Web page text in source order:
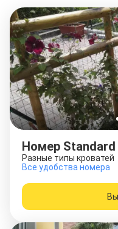
Номер Standard
Разные типы кроватей
Все удобства номера